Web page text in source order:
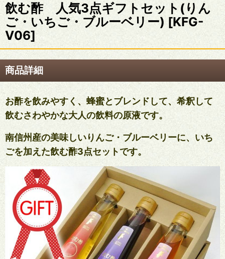
飲む酢 人気3点ギフトセット(りん
ご・いちご・ブルーベリー) [KFG-
V06]
商品詳細
お酢を飲みやすく、蜂蜜とブレンドして、希釈して
飲むさわやかな大人の飲料の原液です。
南信州産の美味しいりんご・ブルーベリーに、いち
ごを加えた飲む酢3点セットです。